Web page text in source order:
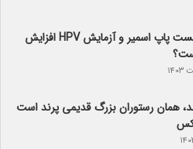
چرا میزان تست پاپ اسمیر و آزمایش HPV افزایش
همان رستوران بزرگ قدیمی پرند است